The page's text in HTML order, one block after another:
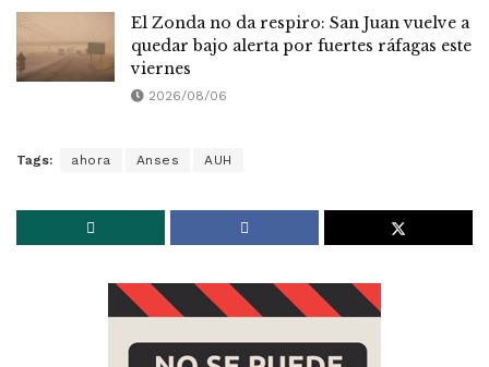
El Zonda no da respiro: San Juan vuelve a
quedar bajo alerta por fuertes ráfagas este
viernes
2026/08/06
Tags: ahora Anses AUH